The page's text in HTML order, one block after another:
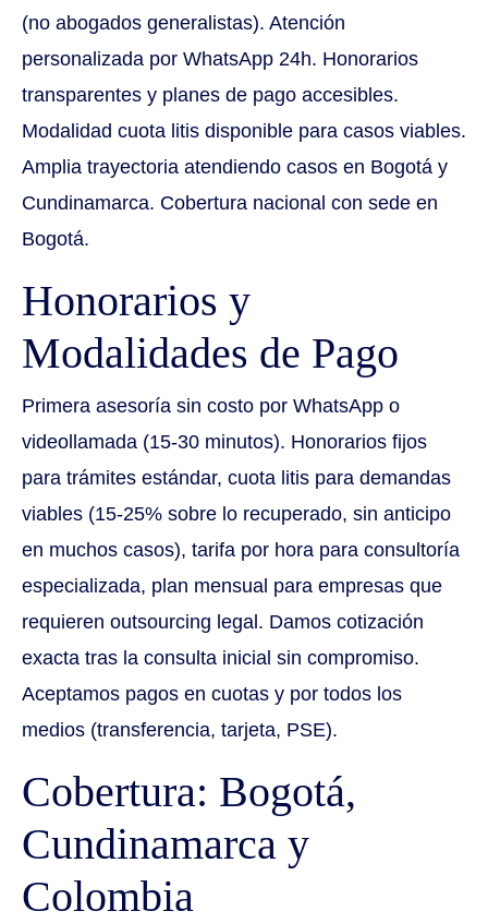
(no abogados generalistas). Atención
personalizada por WhatsApp 24h. Honorarios
transparentes y planes de pago accesibles.
Modalidad cuota litis disponible para casos viables.
Amplia trayectoria atendiendo casos en Bogotá y
Cundinamarca. Cobertura nacional con sede en
Bogotá.
Honorarios y
Modalidades de Pago
Primera asesoría sin costo por WhatsApp o
videollamada (15-30 minutos). Honorarios fijos
para trámites estándar, cuota litis para demandas
viables (15-25% sobre lo recuperado, sin anticipo
en muchos casos), tarifa por hora para consultoría
especializada, plan mensual para empresas que
requieren outsourcing legal. Damos cotización
exacta tras la consulta inicial sin compromiso.
Aceptamos pagos en cuotas y por todos los
medios (transferencia, tarjeta, PSE).
Cobertura: Bogotá,
Cundinamarca y
Colombia